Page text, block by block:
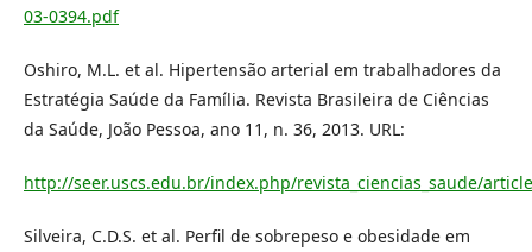
03-0394.pdf
Oshiro, M.L. et al. Hipertensão arterial em trabalhadores da
Estratégia Saúde da Família. Revista Brasileira de Ciências
da Saúde, João Pessoa, ano 11, n. 36, 2013. URL:
http://seer.uscs.edu.br/index.php/revista_ciencias_saude/
Silveira, C.D.S. et al. Perfil de sobrepeso e obesidade em